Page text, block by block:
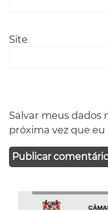
Site
Salvar meus dados
próxima vez que